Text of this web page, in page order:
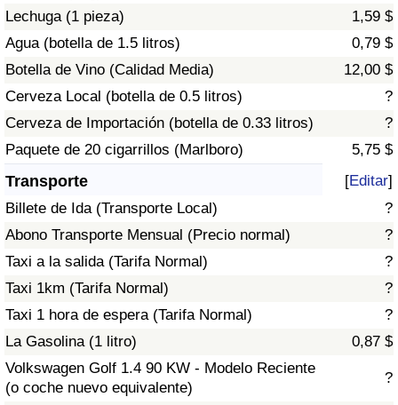
Lechuga (1 pieza)
1,59 $
Agua (botella de 1.5 litros)
0,79 $
Botella de Vino (Calidad Media)
12,00 $
Cerveza Local (botella de 0.5 litros)
?
Cerveza de Importación (botella de 0.33 litros)
?
Paquete de 20 cigarrillos (Marlboro)
5,75 $
Transporte [Editar]
Billete de Ida (Transporte Local)
?
Abono Transporte Mensual (Precio normal)
?
Taxi a la salida (Tarifa Normal)
?
Taxi 1km (Tarifa Normal)
?
Taxi 1 hora de espera (Tarifa Normal)
?
La Gasolina (1 litro)
0,87 $
Volkswagen Golf 1.4 90 KW - Modelo Reciente
(o coche nuevo equivalente)
?
Tráfico
Índice de Tráfico
Índice de Tráfico (Actual)
Índice de Tráfico por País